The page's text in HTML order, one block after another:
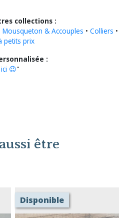
collections :
Mousqueton & Accouples • Colliers •
petits prix
:
😉"
être
Disponible